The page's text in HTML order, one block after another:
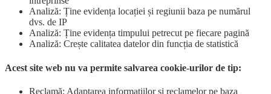
Analiză: Ține evidența locației și regiunii baza pe numărul
dvs. de IP
Analiză: Ține evidența timpului petrecut pe fiecare pagină
Analiză: Crește calitatea datelor din funcția de statistică
Acest site web nu va permite salvarea cookie-urilor de tip:
Reclamă: Adaptarea informațiilor și reclamelor pe baza